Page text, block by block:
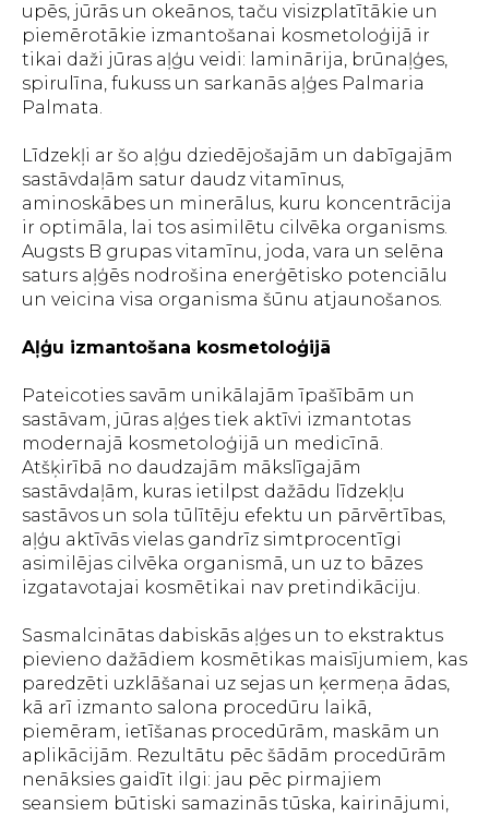
upēs, jūrās un okeānos, taču visizplatītākie un
piemērotākie izmantošanai kosmetoloģijā ir
tikai daži jūras aļģu veidi: laminārija, brūnaļģes,
spirulīna, fukuss un sarkanās aļģes Palmaria
Palmata.
Līdzekļi ar šo aļģu dziedējošajām un dabīgajām
sastāvdaļām satur daudz vitamīnus,
aminoskābes un minerālus, kuru koncentrācija
ir optimāla, lai tos asimilētu cilvēka organisms.
Augsts B grupas vitamīnu, joda, vara un selēna
saturs aļģēs nodrošina enerģētisko potenciālu
un veicina visa organisma šūnu atjaunošanos.
Aļģu izmantošana kosmetoloģijā
Pateicoties savām unikālajām īpašībām un
sastāvam, jūras aļģes tiek aktīvi izmantotas
modernajā kosmetoloģijā un medicīnā.
Atšķirībā no daudzajām mākslīgajām
sastāvdaļām, kuras ietilpst dažādu līdzekļu
sastāvos un sola tūlītēju efektu un pārvērtības,
aļģu aktīvās vielas gandrīz simtprocentīgi
asimilējas cilvēka organismā, un uz to bāzes
izgatavotajai kosmētikai nav pretindikāciju.
Sasmalcinātas dabiskās aļģes un to ekstraktus
pievieno dažādiem kosmētikas maisījumiem, kas
paredzēti uzklāšanai uz sejas un ķermeņa ādas,
kā arī izmanto salona procedūru laikā,
piemēram, ietīšanas procedūrām, maskām un
aplikācijām. Rezultātu pēc šādām procedūrām
nenāksies gaidīt ilgi: jau pēc pirmajiem
seansiem būtiski samazinās tūska, kairinājumi,